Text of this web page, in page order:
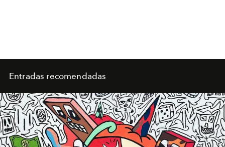
Entradas recomendadas